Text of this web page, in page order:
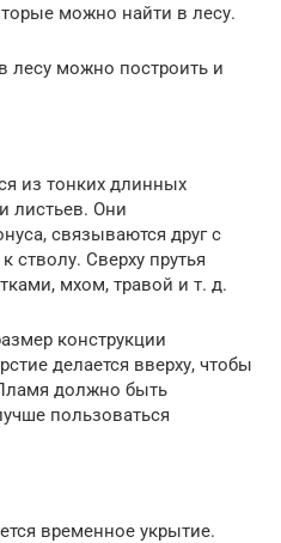
можно найти в лесу.
можно построить и
из тонких длинных
листьев. Они
связываются друг с
стволу. Сверху прутья
мхом, травой и т. д.
конструкции
делается вверху, чтобы
должно быть
пользоваться
временное укрытие.